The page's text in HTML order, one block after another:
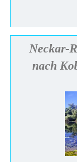
Neckar-
nach